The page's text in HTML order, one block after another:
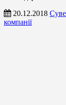
20.12.2018
компанії